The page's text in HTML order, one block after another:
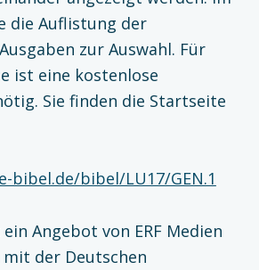
die Auflistung der
zur Auswahl. Für
ist eine kostenlose
Sie finden die Startseite
bibel.de/bibel/LU17/GEN.1
Angebot von ERF Medien
der Deutschen